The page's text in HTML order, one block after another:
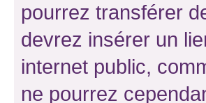
pourrez transférer
devrez insérer un
internet public,
ne pourrez